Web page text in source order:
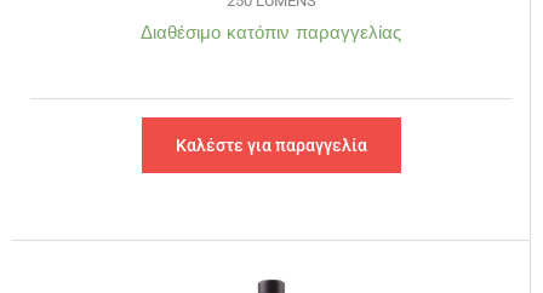
Διαθέσιμο κατόπιν παραγγελίας
Καλέστε για παραγγελία